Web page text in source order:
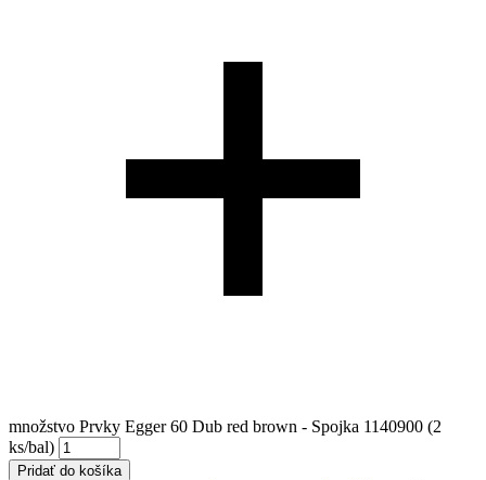
množstvo Prvky Egger 60 Dub red brown - Spojka 1140900 (2
ks/bal)
Pridať do košíka